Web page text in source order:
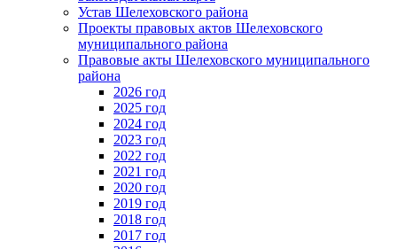
Устав Шелеховского района
Проекты правовых актов Шелеховского
муниципального района
Правовые акты Шелеховского муниципального
района
2026 год
2025 год
2024 год
2023 год
2022 год
2021 год
2020 год
2019 год
2018 год
2017 год